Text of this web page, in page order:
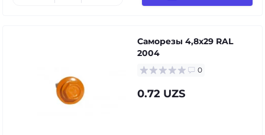
Саморезы 4,8х29 RAL
2004
0
0.72 UZS